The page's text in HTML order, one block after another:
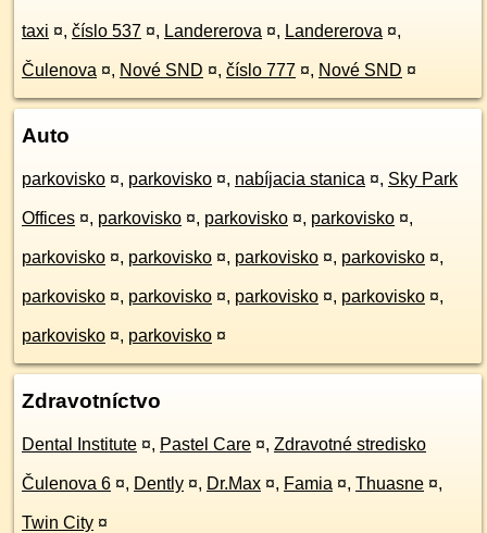
taxi ¤, číslo 537 ¤, Landererova ¤, Landererova ¤,
Čulenova ¤, Nové SND ¤, číslo 777 ¤, Nové SND ¤
Auto
parkovisko ¤, parkovisko ¤, nabíjacia stanica ¤, Sky Park
Offices ¤, parkovisko ¤, parkovisko ¤, parkovisko ¤,
parkovisko ¤, parkovisko ¤, parkovisko ¤, parkovisko ¤,
parkovisko ¤, parkovisko ¤, parkovisko ¤, parkovisko ¤,
parkovisko ¤, parkovisko ¤
Zdravotníctvo
Dental Institute ¤, Pastel Care ¤, Zdravotné stredisko
Čulenova 6 ¤, Dently ¤, Dr.Max ¤, Famia ¤, Thuasne ¤,
Twin City ¤